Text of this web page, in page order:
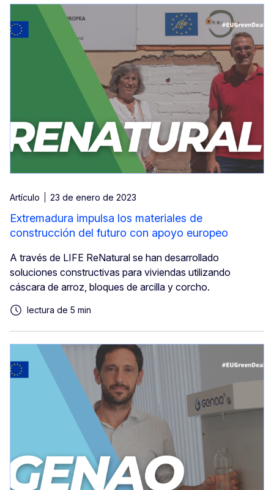
Artículo 23 de enero de 2023
Extremadura impulsa los materiales de
construcción del futuro con apoyo europeo
A través de LIFE ReNatural se han desarrollado
soluciones constructivas para viviendas utilizando
cáscara de arroz, bloques de arcilla y corcho.
lectura de 5 min